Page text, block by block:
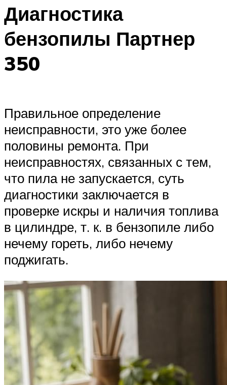
Диагностика
бензопилы Партнер
350
Правильное определение
неисправности, это уже более
половины ремонта. При
неисправностях, связанных с тем,
что пила не запускается, суть
диагностики заключается в
проверке искры и наличия топлива
в цилиндре, т. к. в бензопиле либо
нечему гореть, либо нечему
поджигать.